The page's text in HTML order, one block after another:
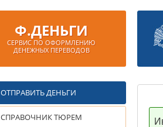
Ф.ДЕНЬГИ
СЕРВИС ПО ОФОРМЛЕНИЮ
ДЕНЕЖНЫХ ПЕРЕВОДОВ
ОТПРАВИТЬ ДЕНЬГИ
СПРАВОЧНИК ТЮРЕМ